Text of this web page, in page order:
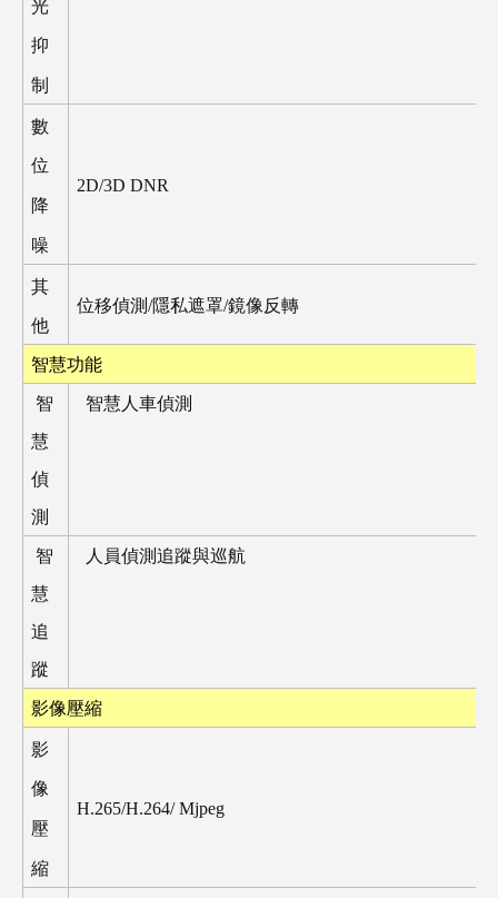
光
抑
制
數
位
降
噪
2D/3D DNR
其
他
位移偵測/隱私遮罩/鏡像反轉
智慧功能
智
慧
偵
測
智慧人車偵測
智
慧
追
蹤
人員偵測追蹤與巡航
影像壓縮
影
像
壓
縮
H.265/H.264/ Mjpeg